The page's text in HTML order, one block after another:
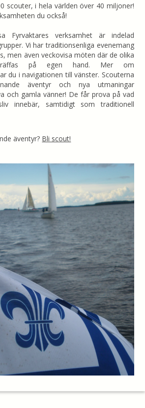
scouter, i hela världen över 40 miljoner!
du också!
Fyrvaktares verksamhet är indelad
Vi har traditionsenliga evenemang
men även veckovisa möten där de olika
träffas på egen hand. Mer om
du i navigationen till vänster. Scouterna
äventyr och nya utmaningar
och gamla vänner! De får prova på vad
innebär, samtidigt som traditionell
äventyr? Bli scout!